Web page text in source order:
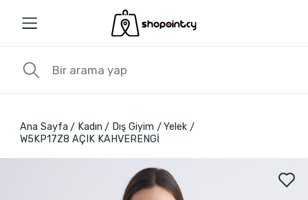
Ana Sayfa Kadın Dış Giyim
Yelek
W5KP17Z8 AÇIK KAHVERENGİ